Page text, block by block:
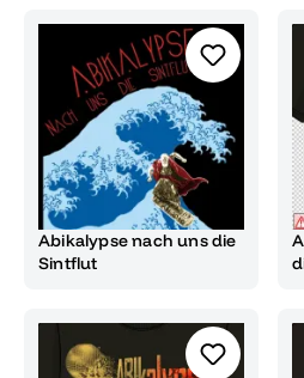
Abikalypse nach uns die
Sintflut